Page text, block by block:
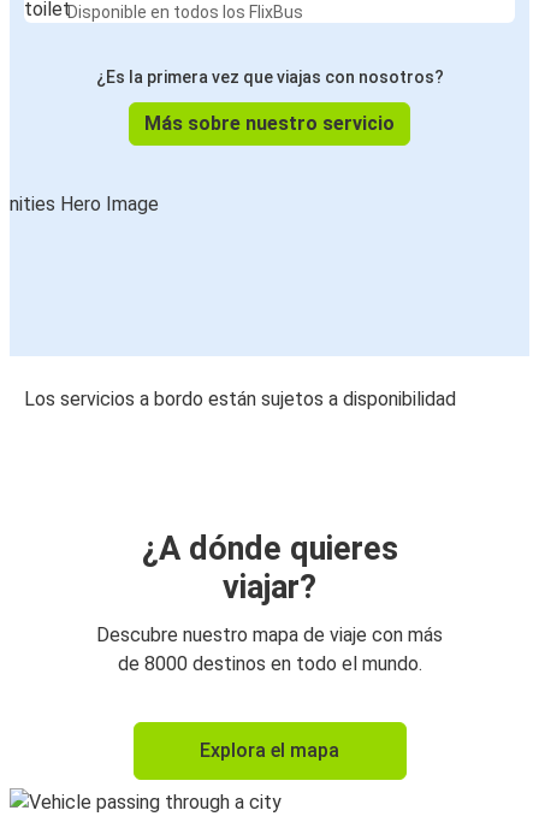
Disponible en todos los FlixBus
¿Es la primera vez que viajas con nosotros?
Más sobre nuestro servicio
Los servicios a bordo están sujetos a disponibilidad
¿A dónde quieres
viajar?
Descubre nuestro mapa de viaje con más
de 8000 destinos en todo el mundo.
Explora el mapa